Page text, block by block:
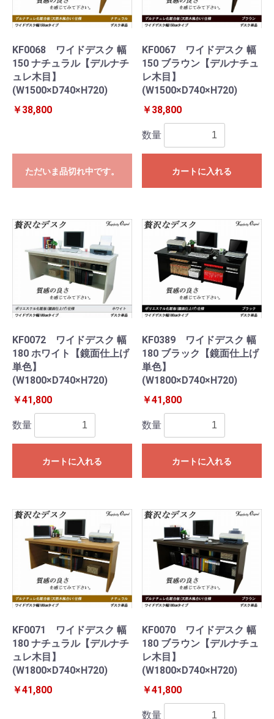
KF0068 ワイドデスク 幅
150 ナチュラル【デルナチ
ュレ木目】
(W1500×D740×H720)
￥38,800
ただいま品切れ中です。
KF0067 ワイドデスク 幅
150 ブラウン【デルナチュ
レ木目】
(W1500×D740×H720)
￥38,800
数量
カートに入れる
KF0072 ワイドデスク 幅
180 ホワイト【鏡面仕上げ
単色】
(W1800×D740×H720)
￥41,800
数量
カートに入れる
KF0389 ワイドデスク 幅
180 ブラック【鏡面仕上げ
単色】
(W1800×D740×H720)
￥41,800
数量
カートに入れる
KF0071 ワイドデスク 幅
180 ナチュラル【デルナチ
ュレ木目】
(W1800×D740×H720)
￥41,800
KF0070 ワイドデスク 幅
180 ブラウン【デルナチュ
レ木目】
(W1800×D740×H720)
￥41,800
数量